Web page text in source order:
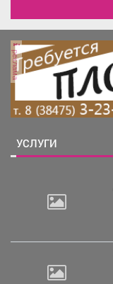
реклама
УСЛУГИ